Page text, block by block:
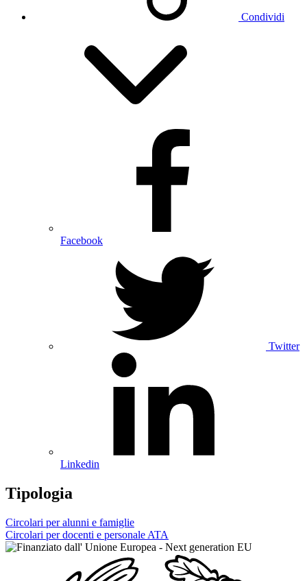
Condividi
Facebook
Twitter
Linkedin
Tipologia
Circolari per alunni e famiglie
Circolari per docenti e personale ATA